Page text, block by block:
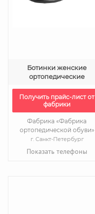
Ботинки женские
ортопедические
Получить прайс-лист от
фабрики
Фабрика «Фабрика
ортопедической обуви»
г. Санкт-Петербург
Показать телефоны